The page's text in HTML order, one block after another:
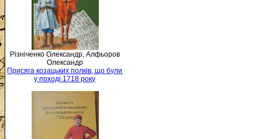
Різніченко Олександр, Алфьоров
Олександр
Присяга козацьких полків, що були
у поході 1718 року